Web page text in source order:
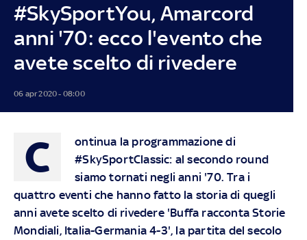
#SkySportYou, Amarcord
anni '70: ecco l'evento che
avete scelto di rivedere
06 apr 2020 - 08:00
C
ontinua la programmazione di
#SkySportClassic: al secondo round
siamo tornati negli anni '70. Tra i
quattro eventi che hanno fatto la storia di quegli
anni avete scelto di rivedere 'Buffa racconta Storie
Mondiali, Italia-Germania 4-3', la partita del secolo